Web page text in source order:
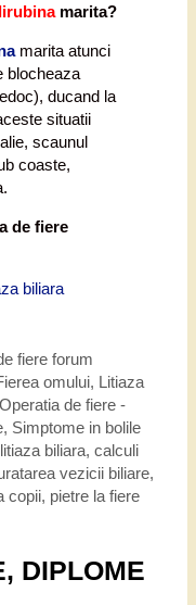
marita?
marita atunci
blocheaza
ducand la
situatii
scaunul
coaste,
de fiere
biliara
fiere forum
omului, Litiaza
Operatia de fiere -
, Simptome in bolile
biliara, calculi
vezicii biliare,
copii, pietre la fiere
DIPLOME